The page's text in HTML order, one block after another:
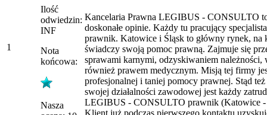
1
Ilość
odwiedzin:
INF
Nota
końcowa:
Nasza
Kancelaria Prawna LEGIBUS - CONSULTO
doskonałe opinie. Każdy tu pracujący
prawnik. Katowice i Śląsk to główny rynek, na
świadczy swoją pomoc prawną. Zajmuje się
sprawami karnymi, odzyskiwaniem należności,
również prawem medycznym. Misją tej firmy
profesjonalnej i taniej pomocy prawnej. Stąd
swojej działalności zawodowej jest każdy
LEGIBUS - CONSULTO prawnik (Katowice -
Klient już podczas pierwszego kontaktu